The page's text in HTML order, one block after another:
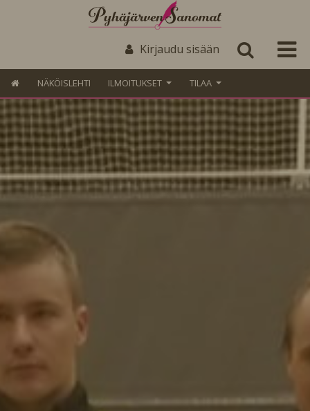
Kirjaudu sisään
NÄKÖISLEHTI ILMOITUKSET TILAA